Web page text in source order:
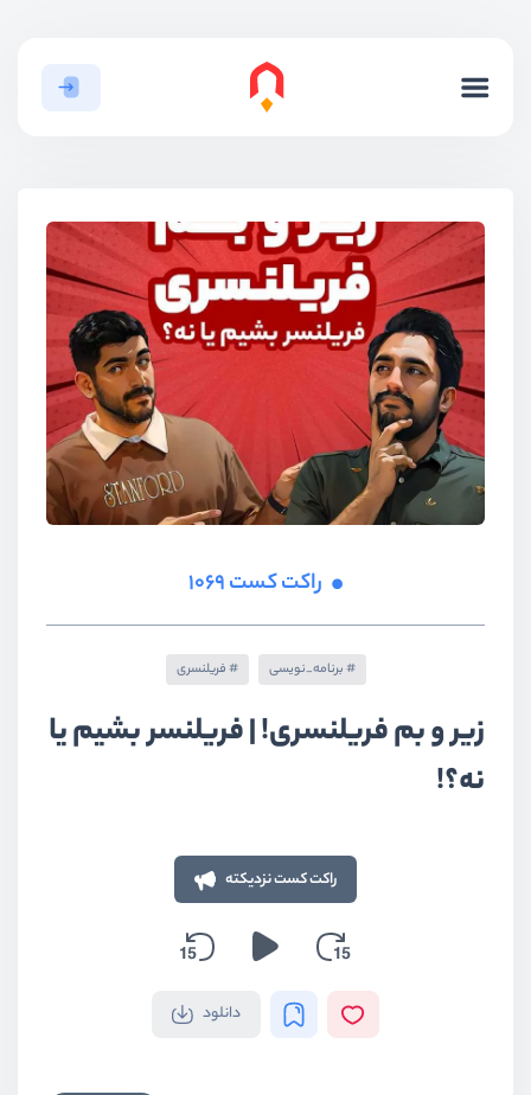
راکت کست 1069
برنامه_نویسی فریلنسری
زیر و بم فریلنسری! | فریلنسر بشیم یا
نه؟!
راکت کست نزدیکته
دانلود